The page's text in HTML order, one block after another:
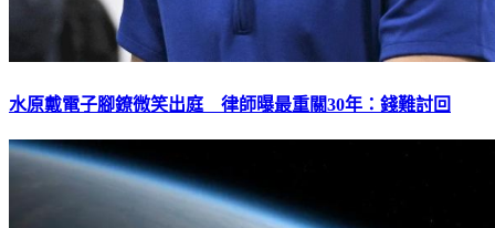
水原戴電子腳鐐微笑出庭 律師曝最重關30年：錢難討回